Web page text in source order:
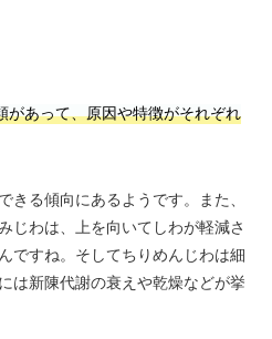
があって、原因や特徴がそれぞれ
きる傾向にあるようです。また、
じわは、上を向いてしわが軽減さ
ですね。そしてちりめんじわは細
は新陳代謝の衰えや乾燥などが挙